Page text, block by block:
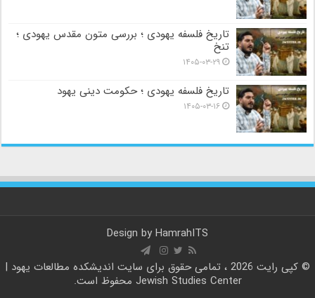
تاریخ فلسفه یهودی ؛ بررسی متون مقدس یهودی ؛
تنخ
۱۴۰۵-۰۳-۲۹
تاریخ فلسفه یهودی ؛ حکومت دینی یهود
۱۴۰۵-۰۳-۱۶
Design by HamrahITS
© کپی رایت 2026 ، تمامی حقوق برای سایت
اندیشکده مطالعات یهود |
Jewish Studies Center محفوظ است.